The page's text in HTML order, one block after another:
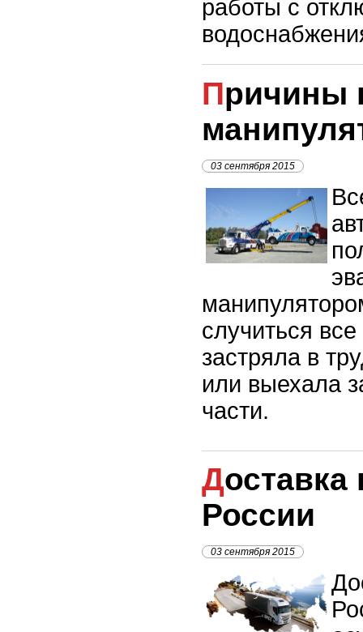
работы с
Причины популярности
03 сентября 2015
случиться
застряла в
или выехала
части.
Доставка грузов по
России
03 сентября 2015